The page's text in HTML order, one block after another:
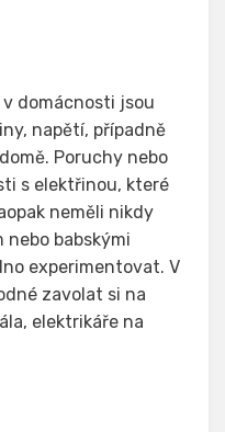
domácnosti jsou
napětí, případně
Poruchy nebo
s elektřinou, které
neměli nikdy
babskými
experimentovat. V
zavolat si na
elektrikáře na